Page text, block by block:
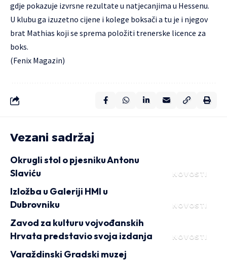
gdje pokazuje izvrsne rezultate u natjecanjima u Hessenu.
U klubu ga izuzetno cijene i kolege boksači a tu je i njegov
brat Mathias koji se sprema položiti trenerske licence za
boks.
(Fenix Magazin)
Vezani sadržaj
NOVOSTI
Okrugli stol o pjesniku Antonu
Slaviću
NOVOSTI
Izložba u Galeriji HMI u
Dubrovniku
NOVOSTI
Zavod za kulturu vojvođanskih
Hrvata predstavio svoja izdanja
Varaždinski Gradski muzej